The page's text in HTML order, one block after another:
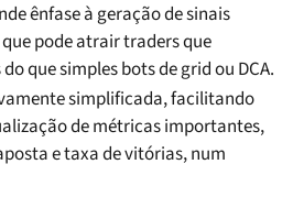
ênfase à geração de sinais
pode atrair traders que
que simples bots de grid ou DCA.
simplificada, facilitando
de métricas importantes,
e taxa de vitórias, num